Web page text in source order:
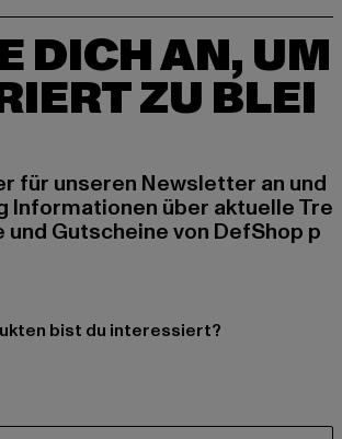
DICH AN, UM
ZU BLEI
für unseren Newsletter an und
Informationen über aktuelle Tre
und Gutscheine von DefShop p
bist du interessiert?